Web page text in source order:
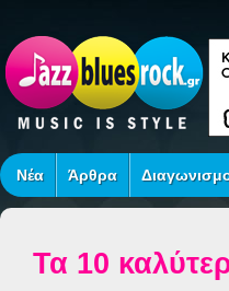
Νέα Άρθρα
Τα 10